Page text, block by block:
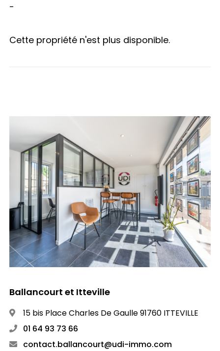
-
Cette propriété n'est plus disponible.
Ballancourt et Itteville
15 bis Place Charles De Gaulle 91760 ITTEVILLE
01 64 93 73 66
contact.ballancourt@udi-immo.com